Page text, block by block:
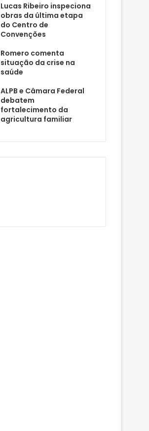
Lucas Ribeiro inspeciona
obras da última etapa
do Centro de
Convenções
Romero comenta
situação da crise na
saúde
ALPB e Câmara Federal
debatem
fortalecimento da
agricultura familiar